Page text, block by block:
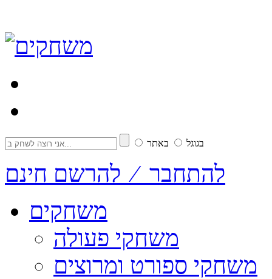
בגוגל באתר
להתחבר ⁄ להרשם חינם
משחקים
משחקי פעולה
משחקי ספורט ומרוצים